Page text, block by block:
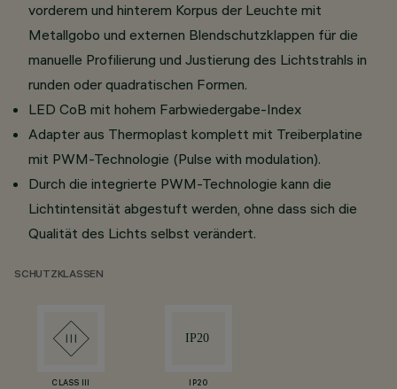
vorderem und hinterem Korpus der Leuchte mit
Metallgobo und externen Blendschutzklappen für die
manuelle Profilierung und Justierung des Lichtstrahls in
runden oder quadratischen Formen.
LED CoB mit hohem Farbwiedergabe-Index
Adapter aus Thermoplast komplett mit Treiberplatine
mit PWM-Technologie (Pulse with modulation).
Durch die integrierte PWM-Technologie kann die
Lichtintensität abgestuft werden, ohne dass sich die
Qualität des Lichts selbst verändert.
SCHUTZKLASSEN
CLASS III IP20